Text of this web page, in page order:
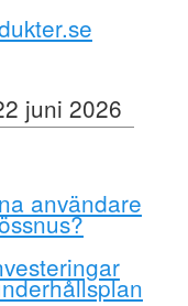
juni 2026
användare